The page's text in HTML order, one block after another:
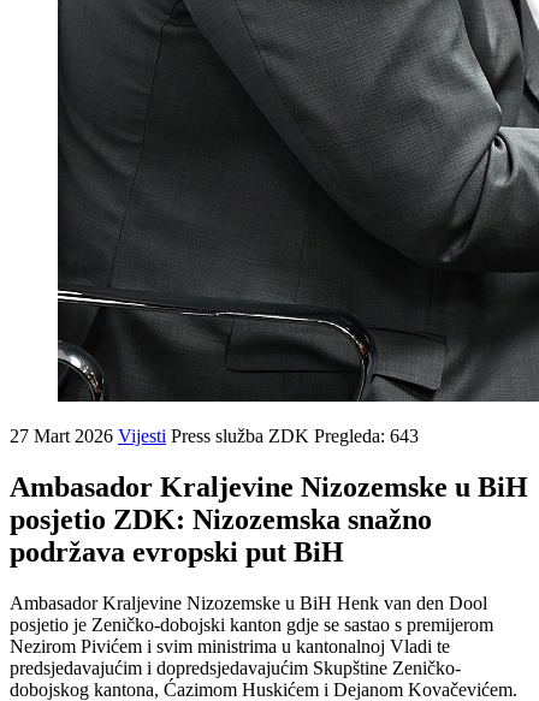
27 Mart 2026 Vijesti Press služba ZDK Pregleda: 643
Ambasador Kraljevine Nizozemske u BiH
posjetio ZDK: Nizozemska snažno
podržava evropski put BiH
Ambasador Kraljevine Nizozemske u BiH Henk van den Dool
posjetio je Zeničko-dobojski kanton gdje se sastao s premijerom
Nezirom Pivićem i svim ministrima u kantonalnoj Vladi te
predsjedavajućim i dopredsjedavajućim Skupštine Zeničko-
dobojskog kantona, Ćazimom Huskićem i Dejanom Kovačevićem.